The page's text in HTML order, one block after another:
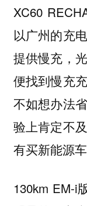
XC60
以广州的充
提供慢充，
便找到慢充
不如想办法
验上肯定不
有买新能源
130km EM-i